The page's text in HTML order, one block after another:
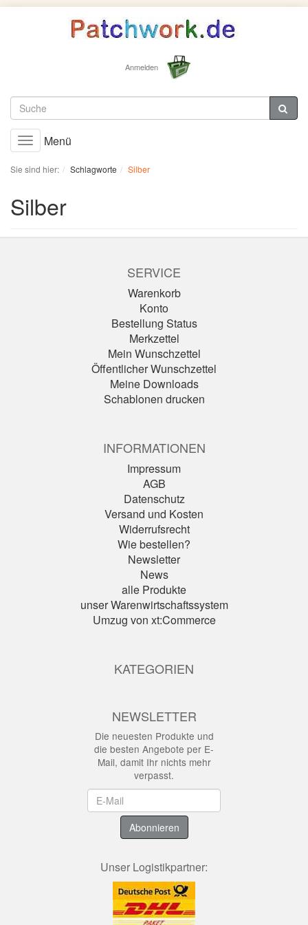
Anmelden
Toggle
navigation
Menü
Sie sind hier: Schlagworte Silber
Silber
SERVICE
Warenkorb
Konto
Bestellung Status
Merkzettel
Mein Wunschzettel
Öffentlicher Wunschzettel
Meine Downloads
Schablonen drucken
INFORMATIONEN
Impressum
AGB
Datenschutz
Versand und Kosten
Widerrufsrecht
Wie bestellen?
Newsletter
News
alle Produkte
unser Warenwirtschaftssystem
Umzug von xt:Commerce
KATEGORIEN
NEWSLETTER
Die neuesten Produkte und
die besten Angebote per E-
Mail, damit Ihr nichts mehr
verpasst.
Abonnieren
Unser Logistikpartner: